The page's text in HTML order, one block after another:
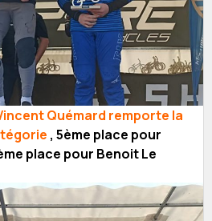
Quémard remporte la
, 5ème place pour
place pour Benoit Le